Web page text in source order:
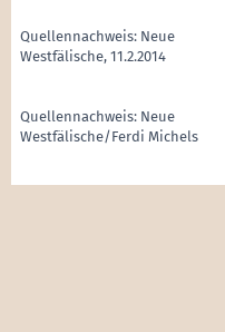
Quellennachweis: Neue
Westfälische, 11.2.2014
Quellennachweis: Neue
Westfälische/Ferdi Michels